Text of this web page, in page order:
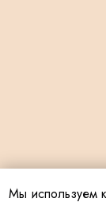
Мы используем